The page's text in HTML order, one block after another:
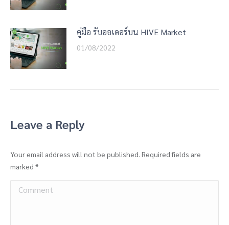
คู่มือ รับออเดอร์บน HIVE Market
01/08/2022
Leave a Reply
Your email address will not be published. Required fields are
marked *
Comment